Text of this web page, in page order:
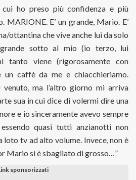
ho preso più confidenza e più
E’ un grande, Mario. E’
ottantina che vive anche lui da solo
grande sotto al mio (io terzo, lui
tanto viene (rigorosamente con
un caffè da me e chiacchieriamo.
ma l’altro giorno mi arriva
sua in cui dice di volermi dire una
e io sinceramente avevo sempre
quasi tutti anzianotti non
loto tv ad alto volume. Invece, non è
Mario si è sbagliato di grosso…”